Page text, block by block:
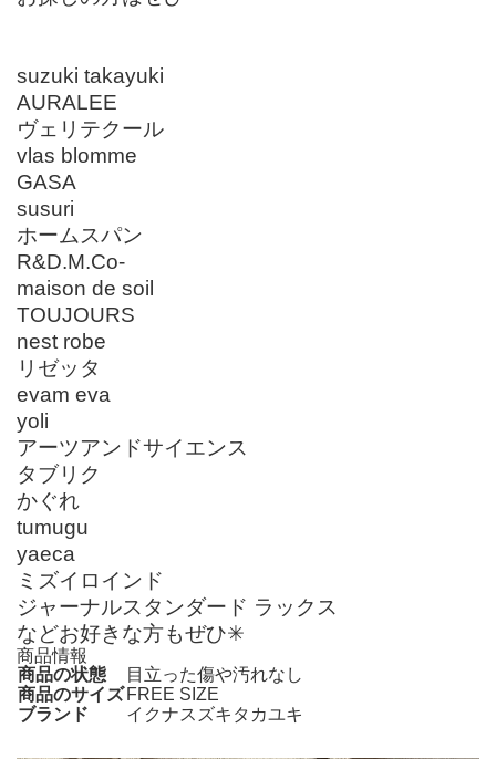
suzuki takayuki
AURALEE
ヴェリテクール
vlas blomme
GASA
susuri
ホームスパン
R&D.M.Co-
maison de soil
TOUJOURS
nest robe
リゼッタ
evam eva
yoli
アーツアンドサイエンス
タブリク
かぐれ
tumugu
yaeca
ミズイロインド
ジャーナルスタンダード ラックス
などお好きな方もぜひ✳︎
商品情報
商品の状態
目立った傷や汚れなし
商品のサイズ FREE SIZE
ブランド
イクナスズキタカユキ